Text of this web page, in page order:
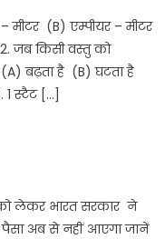
मीटर (B) एम्पीयर – मीटर
जब किसी वस्तु को
(A) बढ़ता है (B) घटता है
स्टैट […]
लेकर भारत सरकार ने
अब से नहीं आएगा जानें